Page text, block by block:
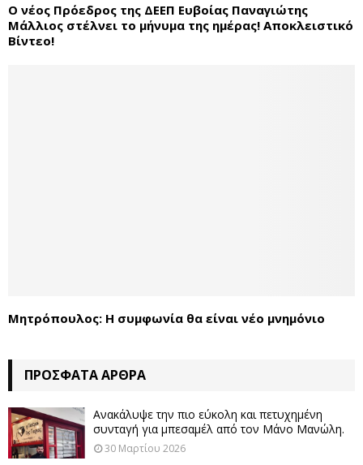
Ο νέος Πρόεδρος της ΔΕΕΠ Ευβοίας Παναγιώτης
Μάλλιος στέλνει το μήνυμα της ημέρας! Αποκλειστικό
Βίντεο!
Μητρόπουλος: Η συμφωνία θα είναι νέο μνημόνιο
ΠΡΌΣΦΑΤΑ ΆΡΘΡΑ
Ανακάλυψε την πιο εύκολη και πετυχημένη
συνταγή για μπεσαμέλ από τον Μάνο Μανώλη.
30 Μαρτίου 2026